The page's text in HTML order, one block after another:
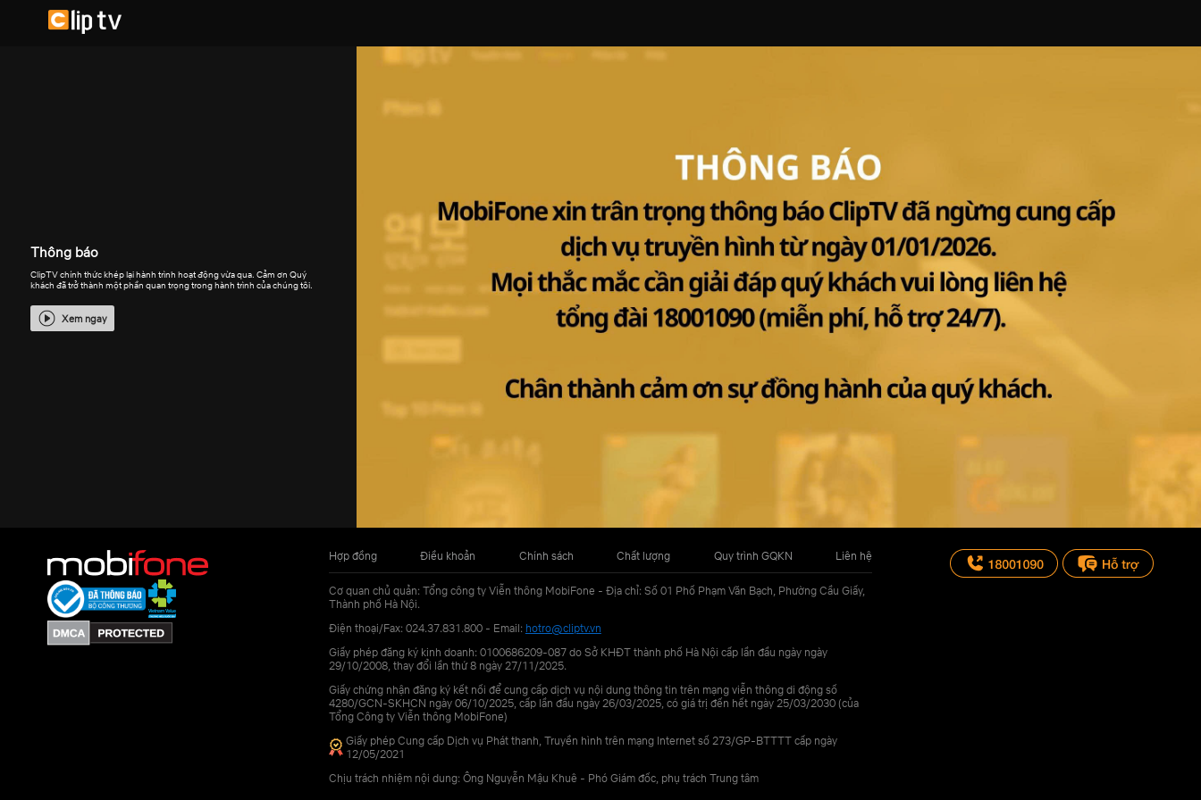
Thông báo
ClipTV chính thức khép lại hành trình hoạt động vừa qua. Cảm ơn Quý
khách đã trở thành một phần quan trọng trong hành trình của chúng tôi.
Xem ngay
Hợp đồng Điều khoản Chính sách Chất lượng Quy trình GQKN Liên hệ
Cơ quan chủ quản: Tổng công ty Viễn thông MobiFone - Địa chỉ: Số 01 Phố Phạm Văn Bạch, Phường Cầu Giấy,
Thành phố Hà Nội.
Điện thoại/Fax: 024.37.831.800 - Email: hotro@cliptv.vn
Giấy phép đăng ký kinh doanh: 0100686209-087 do Sở KHĐT thành phố Hà Nội cấp lần đầu ngày ngày
29/10/2008, thay đổi lần thứ 8 ngày 27/11/2025.
Giấy chứng nhận đăng ký kết nối để cung cấp dịch vụ nội dung thông tin trên mạng viễn thông di động số
4280/GCN-SKHCN ngày 06/10/2025, cấp lần đầu ngày 26/03/2025, có giá trị đến hết ngày 25/03/2030 (của
Tổng Công ty Viễn thông MobiFone)
Giấy phép Cung cấp Dịch vụ Phát thanh, Truyền hình trên mạng Internet số 273/GP-BTTTT cấp ngày
12/05/2021
Chịu trách nhiệm nội dung: Ông Nguyễn Mậu Khuê - Phó Giám đốc, phụ trách Trung tâm